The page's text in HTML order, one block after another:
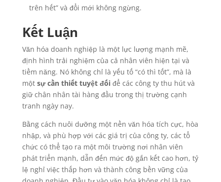
trên hết” và đổi mới không ngừng.
Kết Luận
Văn hóa doanh nghiệp là một lực lượng mạnh mẽ,
định hình trải nghiệm của cả nhân viên hiện tại và
tiềm năng. Nó không chỉ là yếu tố “có thì tốt”, mà là
một sự cần thiết tuyệt đốiđể các công ty thu hút và
giữ chân nhân tài hàng đầu trong thị trường cạnh
tranh ngày nay.
Bằng cách nuôi dưỡng một nền văn hóa tích cực, hòa
nhập, và phù hợp với các giá trị của công ty, các tổ
chức có thể tạo ra một môi trường nơi nhân viên
phát triển mạnh, dẫn đến mức độ gắn kết cao hơn, tỷ
lệ nghỉ việc thấp hơn và thành công bền vững của